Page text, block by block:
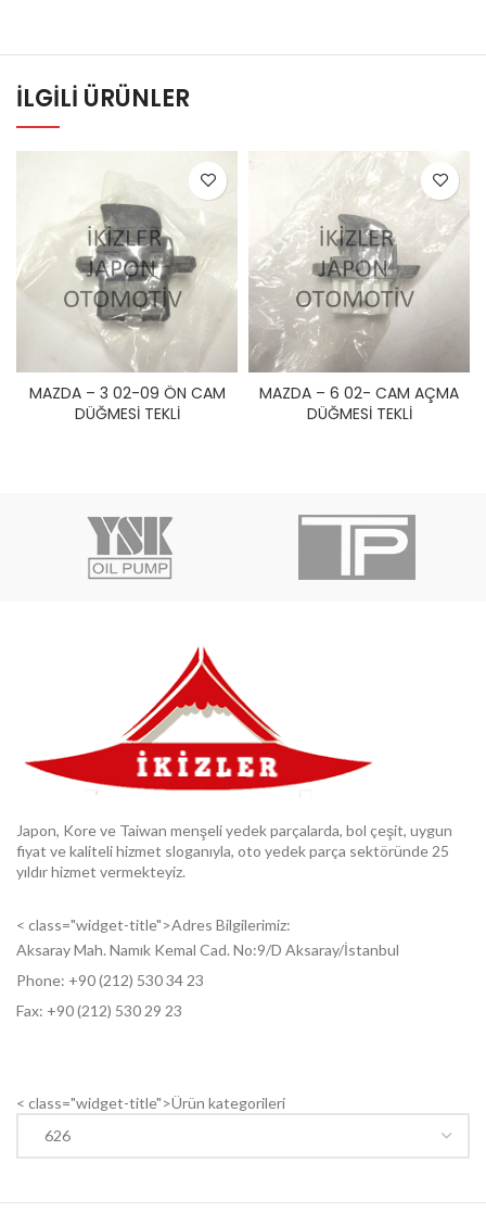
İLGILI ÜRÜNLER
MAZDA – 3 02-09 ÖN CAM
DÜĞMESİ TEKLİ
MAZDA – 6 02- CAM AÇMA
DÜĞMESİ TEKLİ
Japon, Kore ve Taiwan menşeli yedek parçalarda, bol çeşit, uygun
fiyat ve kaliteli hizmet sloganıyla, oto yedek parça sektöründe 25
yıldır hizmet vermekteyiz.
< class="widget-title">Adres Bilgilerimiz:
Aksaray Mah. Namık Kemal Cad. No:9/D Aksaray/İstanbul
Phone: +90 (212) 530 34 23
Fax: +90 (212) 530 29 23
< class="widget-title">Ürün kategorileri